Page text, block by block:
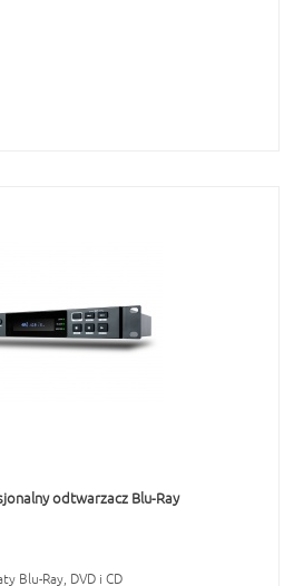
odtwarzacz Blu-Ray
Blu-Ray, DVD i CD